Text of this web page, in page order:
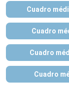
Cuadro
Cuadro
Cuadro
Cuadro